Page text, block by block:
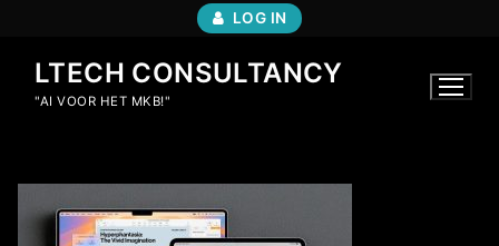
inhoud
LOG IN
LTECH CONSULTANCY
"AI VOOR HET MKB!"